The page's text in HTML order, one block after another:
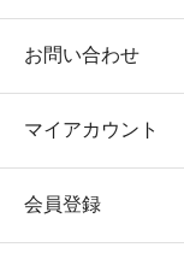
お問い合わせ
マイアカウント
会員登録